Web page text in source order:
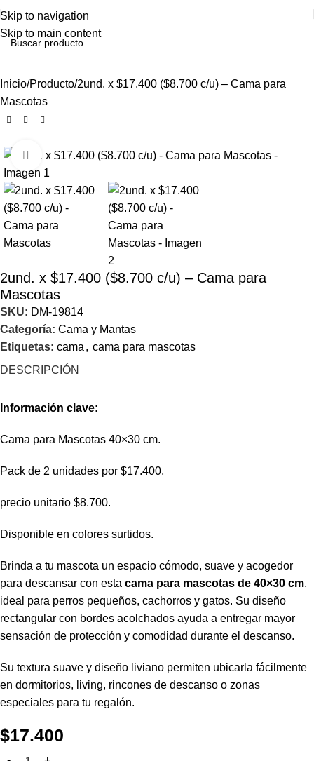
Skip to navigation
Skip to main content
Inicio Producto 2und. x $17.400 ($8.700 c/u) – Cama para
Mascotas
Click to enlarge
2und. x $17.400 ($8.700 c/u) – Cama para
Mascotas
SKU: DM-19814
Categoría: Cama y Mantas
Etiquetas: cama , cama para mascotas
DESCRIPCIÓN
Información clave:
Cama para Mascotas 40×30 cm.
Pack de 2 unidades por $17.400,
precio unitario $8.700.
Disponible en colores surtidos.
Brinda a tu mascota un espacio cómodo, suave y acogedor
para descansar con esta cama para mascotas de 40×30 cm,
ideal para perros pequeños, cachorros y gatos. Su diseño
rectangular con bordes acolchados ayuda a entregar mayor
sensación de protección y comodidad durante el descanso.
Su textura suave y diseño liviano permiten ubicarla fácilmente
en dormitorios, living, rincones de descanso o zonas
especiales para tu regalón.
$17.400